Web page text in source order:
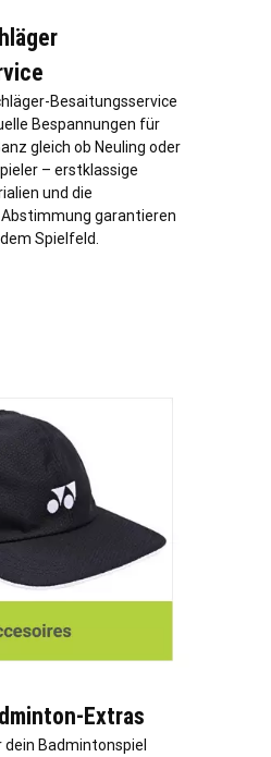
Besaitungsservice
Bespannungen für
gleich ob Neuling oder
– erstklassige
und die
garantieren
Spielfeld.
Extras
Badmintonspiel